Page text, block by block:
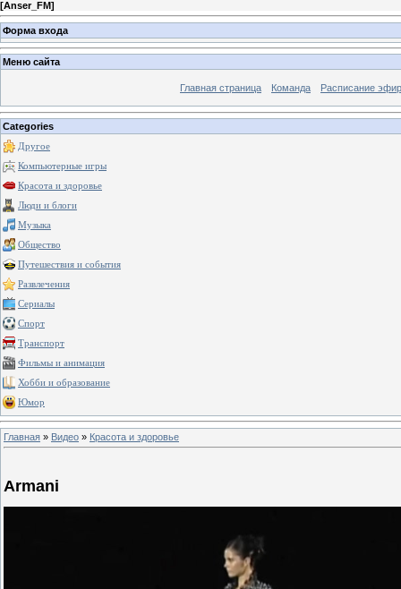
[Anser_FM]
Форма входа
Меню сайта
Главная страница Команда Расписание
Categories
Другое
Компьютерные игры
Красота и здоровье
Люди и блоги
Музыка
Общество
Путешествия и события
Развлечения
Сериалы
Спорт
Транспорт
Фильмы и анимация
Хобби и образование
Юмор
Главная » Видео » Красота и здоровье
Armani